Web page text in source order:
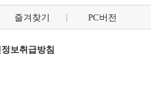
즐겨찾기 PC버전
보취급방침